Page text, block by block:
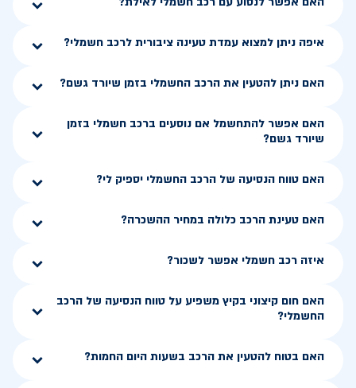
איפה ניתן למצוא עמדת טעינה ציבורית לרכב חשמלי?
האם ניתן להטעין את הרכב החשמלי בזמן שיורד גשם?
האם אפשר להתחשמל אם נוסעים ברכב חשמלי בזמן
שיורד גשם?
האם טווח הנסיעה של הרכב החשמלי יספיק לי?
האם טעינת הרכב כלולה במחיר ההשכרה?
איזה רכב חשמלי אפשר לשכור?
האם חום קיצוני בקיץ משפיע על טווח הנסיעה של הרכב
החשמלי?
האם בטוח להטעין את הרכב בשעות היום החמות?